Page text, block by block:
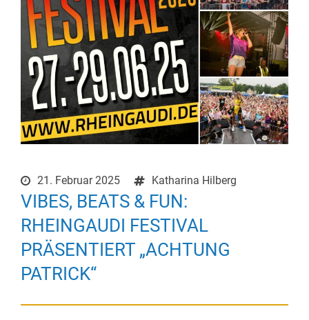
21. Februar 2025 Katharina Hilberg
VIBES, BEATS & FUN:
RHEINGAUDI FESTIVAL
PRÄSENTIERT „ACHTUNG
PATRICK“